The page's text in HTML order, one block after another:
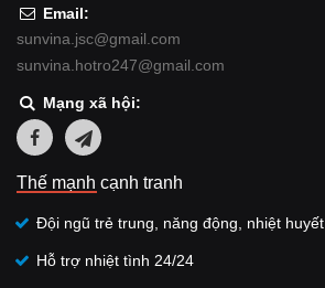
Email:
sunvina.jsc@gmail.com
sunvina.hotro247@gmail.com
Mạng xã hội:
Thế mạnh cạnh tranh
Đội ngũ trẻ trung, năng động, nhiệt huyết
Hỗ trợ nhiệt tình 24/24